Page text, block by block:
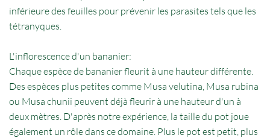
inférieure des feuilles pour prévenir les parasites tels que les
tétranyques.
L'inflorescence d'un bananier:
Chaque espèce de bananier fleurit à une hauteur différente.
Des espèces plus petites comme Musa velutina, Musa rubina
ou Musa chunii peuvent déjà fleurir à une hauteur d'un à
deux mètres. D'après notre expérience, la taille du pot joue
également un rôle dans ce domaine. Plus le pot est petit, plus